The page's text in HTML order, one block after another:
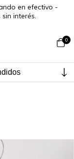
en efectivo -
interés.
0